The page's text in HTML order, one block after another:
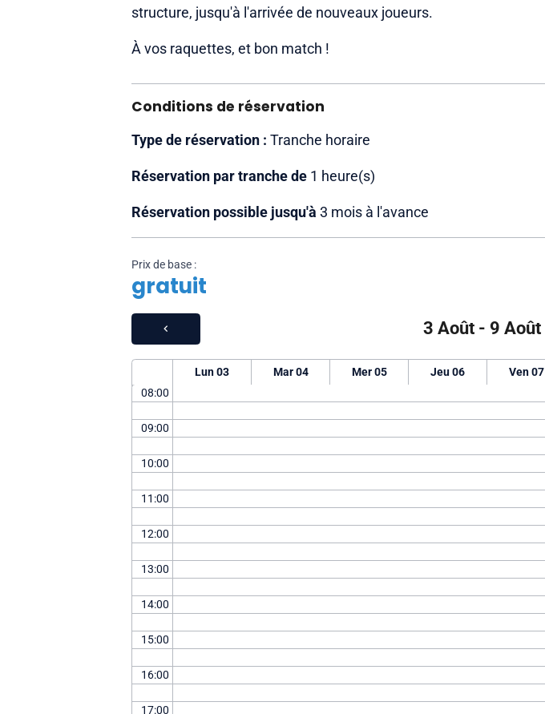
structure, jusqu'à l'arrivée de nouveaux joueurs.
À vos raquettes, et bon match !
Conditions de réservation
Type de réservation : Tranche horaire
Réservation par tranche de 1 heure(s)
Réservation possible jusqu'à 3 mois à l'avance
Prix de base :
gratuit
3 Août - 9 Août
Lun 03 Mar 04 Mer 05 Jeu 06 Ven 07
08:00
09:00
10:00
11:00
12:00
13:00
14:00
15:00
16:00
17:00